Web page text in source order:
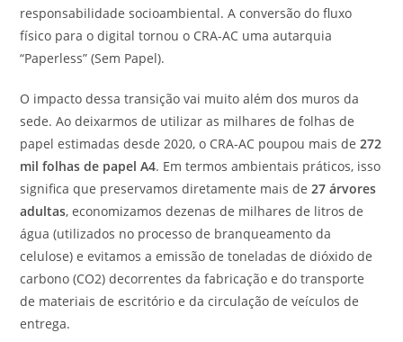
responsabilidade socioambiental. A conversão do fluxo
físico para o digital tornou o CRA-AC uma autarquia
“Paperless” (Sem Papel).
O impacto dessa transição vai muito além dos muros da
sede. Ao deixarmos de utilizar as milhares de folhas de
papel estimadas desde 2020, o CRA-AC poupou mais de272
mil folhas de papel A4. Em termos ambientais práticos, isso
significa que preservamos diretamente mais de27 árvores
adultas, economizamos dezenas de milhares de litros de
água (utilizados no processo de branqueamento da
celulose) e evitamos a emissão de toneladas de dióxido de
carbono (CO2) decorrentes da fabricação e do transporte
de materiais de escritório e da circulação de veículos de
entrega.